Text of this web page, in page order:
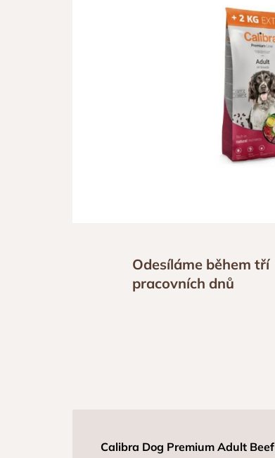
Odesíláme během tří
pracovních dnů
Calibra Dog Premium Adult Beef